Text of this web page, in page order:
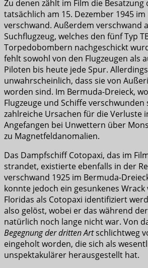
Zu denen zählt im Film die Besatzung
tatsächlich am 15. Dezember 1945
verschwand. Außerdem verschwand
Suchflugzeug, welches den fünf Typ
Torpedobombern nachgeschickt
fehlt sowohl von den Flugzeugen als
Piloten bis heute jede Spur.
unwahrscheinlich, dass sie von
worden sind. Im Bermuda-Dreieck,
Flugzeuge und Schiffe
zahlreiche Ursachen für die Verluste
Angefangen bei Unwettern über
zu Magnetfeldanomalien.
Das Dampfschiff Cotopaxi, das im
strandet, existierte ebenfalls in der
verschwand 1925 im Bermuda-
konnte jedoch ein gesunkenes
Floridas als Cotopaxi identifiziert
also gelöst, wobei er das während
natürlich noch lange nicht war. Von
Begegnung der dritten Artschlichtweg
eingeholt worden, die sich als
unspektakulärer herausgestellt hat.